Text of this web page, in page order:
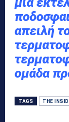
απειλή
ομάδα
TAGS THE